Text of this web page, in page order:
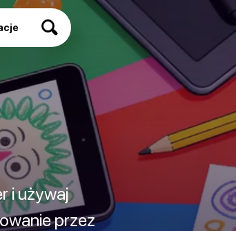
i używaj
przez